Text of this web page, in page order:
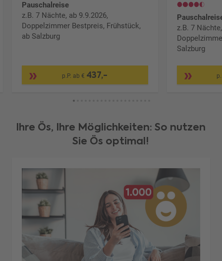
Pauschalreise
z.B. 7 Nächte, ab 9.9.2026,
Doppelzimmer Bestpreis, Frühstück,
ab Salzburg
p.P. ab € 437,-
z.B. 7
Salzburg
Ihre Ös, Ihre Möglichkeiten: So nutzen
Sie Ös optimal!